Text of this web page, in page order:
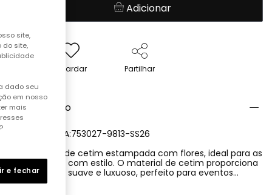
Adicionar
Guardar Partilhar
Descrição
REFERÊNCIA:753027-9813-SS26
Bermuda de cetim estampada com flores, ideal para as
pequenas com estilo. O material de cetim proporciona
um toque suave e luxuoso, perfeito para eventos
especiais. O design de flores em tons vibrantes de rosa,
site,
do site,
dado seu
em nosso
mais
e fechar